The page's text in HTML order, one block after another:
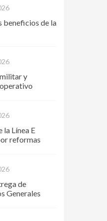
beneficios de la
y
la Línea E
reformas
de
Generales